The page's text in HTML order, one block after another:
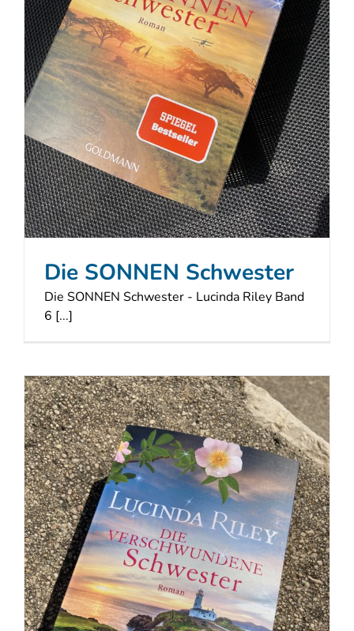
Die SONNEN Schwester
Die SONNEN Schwester - Lucinda Riley Band
6 [...]